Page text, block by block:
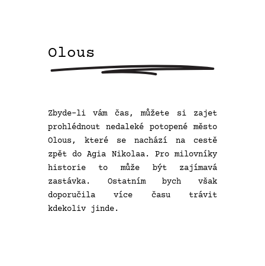
Olous
Zbyde-li vám čas, můžete si zajet
prohlédnout nedaleké potopené město
Olous, které se nachází na cestě
zpět do Agia Nikolaa. Pro milovníky
historie to může být zajímavá
zastávka. Ostatním bych však
doporučila více času trávit
kdekoliv jinde.